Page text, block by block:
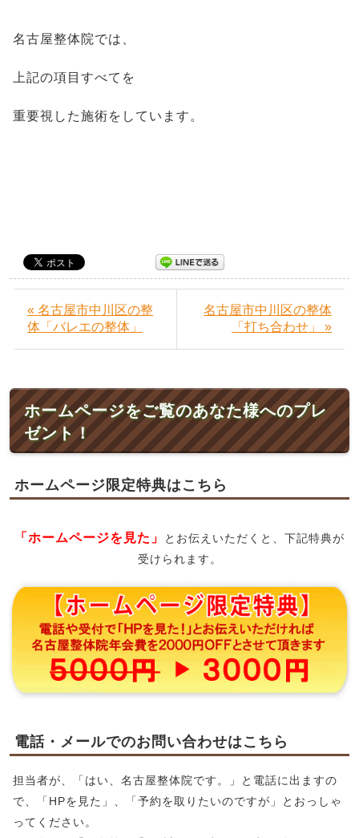
名古屋整体院では、
上記の項目すべてを
重要視した施術をしています。
« 名古屋市中川区の整
体「バレエの整体」
名古屋市中川区の整体
「打ち合わせ」 »
ホームページをご覧のあなた様へのプレ
ゼント！
ホームページ限定特典はこちら
「ホームページを見た」
とお伝えいただくと、下記特典が
受けられます。
電話・メールでのお問い合わせはこちら
担当者が、「はい、名古屋整体院です。」と電話に出ますの
で、「HPを見た」、「予約を取りたいのですが」とおっしゃ
ってください。